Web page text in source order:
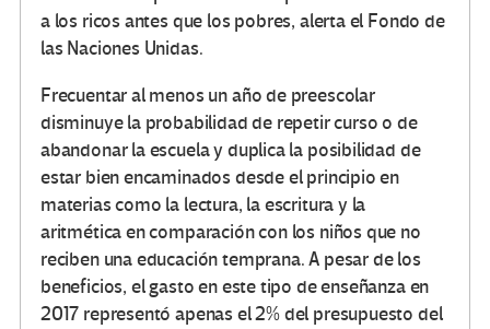
a los ricos antes que los pobres, alerta el Fondo de
las Naciones Unidas.
Frecuentar al menos un año de preescolar
disminuye la probabilidad de repetir curso o de
abandonar la escuela y duplica la posibilidad de
estar bien encaminados desde el principio en
materias como la lectura, la escritura y la
aritmética en comparación con los niños que no
reciben una educación temprana. A pesar de los
beneficios, el gasto en este tipo de enseñanza en
2017 representó apenas el 2% del presupuesto del